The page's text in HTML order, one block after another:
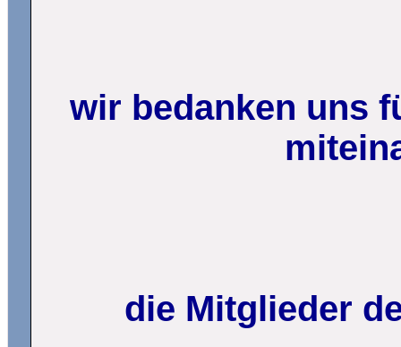
wir bedanken uns
die Mitglieder